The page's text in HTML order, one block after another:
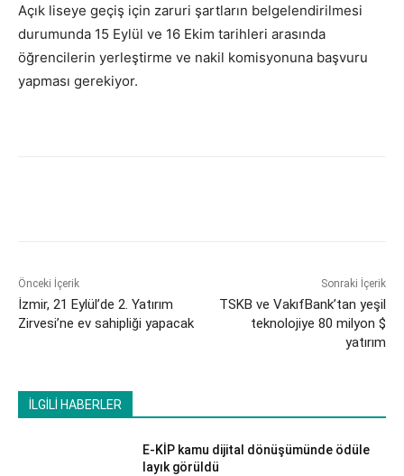
Açık liseye geçiş için zaruri şartların belgelendirilmesi
durumunda 15 Eylül ve 16 Ekim tarihleri arasında
öğrencilerin yerleştirme ve nakil komisyonuna başvuru
yapması gerekiyor.
Önceki İçerik
İzmir, 21 Eylül’de 2. Yatırım
Zirvesi’ne ev sahipliği yapacak
Sonraki İçerik
TSKB ve VakıfBank’tan yeşil
teknolojiye 80 milyon $
yatırım
İLGİLİ HABERLER
E-KİP kamu dijital dönüşümünde ödüle
layık görüldü